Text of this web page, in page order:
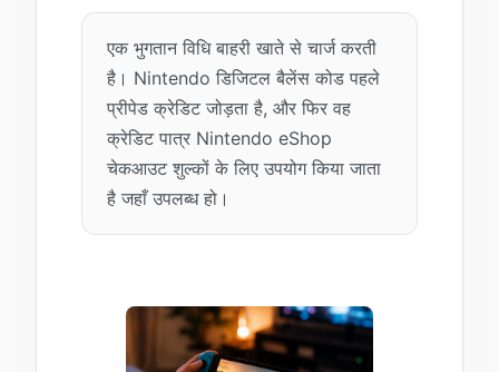
एक भुगतान विधि बाहरी खाते से चार्ज करती
है। Nintendo डिजिटल बैलेंस कोड पहले
प्रीपेड क्रेडिट जोड़ता है, और फिर वह
क्रेडिट पात्र Nintendo eShop
चेकआउट शुल्कों के लिए उपयोग किया जाता
है जहाँ उपलब्ध हो।